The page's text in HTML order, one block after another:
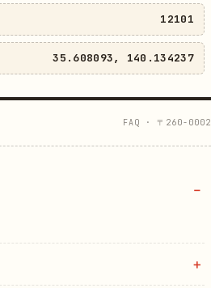
12101
35.608093, 140.134237
FAQ · 〒260-0002